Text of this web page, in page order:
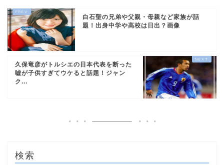
白石聖の兄弟や父親・母親など家族が話
題！出身中学や高校は日出？画像
久保竜彦がトルシエの日本代表を断った
嘘が子供すぎてウケると話題！ジャン
ク...
検索